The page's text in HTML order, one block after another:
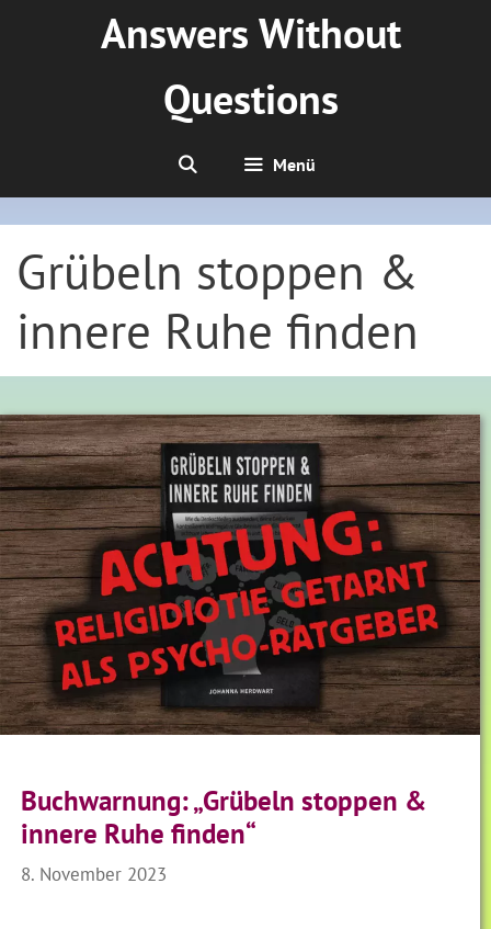
Answers Without
Questions
Menü
Grübeln stoppen &
innere Ruhe finden
Buchwarnung: „Grübeln stoppen &
innere Ruhe finden“
8. November 2023